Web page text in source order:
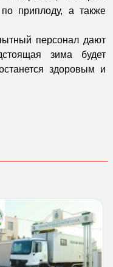
по приплоду, а также
персонал дают
зима будет
здоровым и